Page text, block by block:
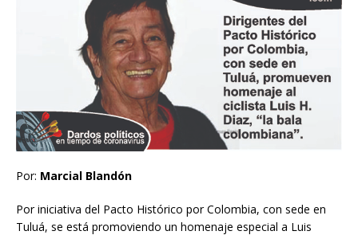
Por: Marcial Blandón
Por iniciativa del Pacto Histórico por Colombia, con sede en
Tuluá, se está promoviendo un homenaje especial a Luis